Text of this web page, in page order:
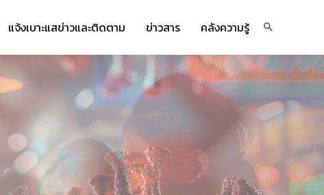
แจ้งเบาะแสข่าวและติดตาม ข่าวสาร คลังความรู้